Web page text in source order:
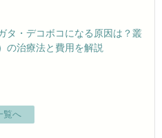
タ・デコボコになる原因は？叢
の治療法と費用を解説
覧へ